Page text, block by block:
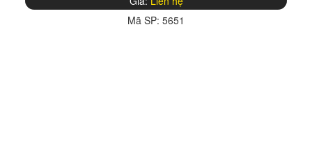
Mã SP: 5651